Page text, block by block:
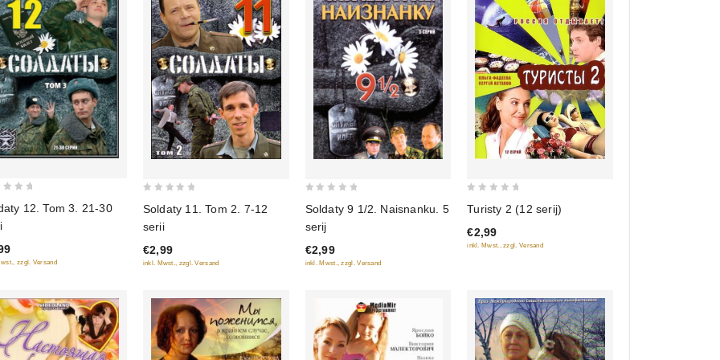
12. Tom 3. 21-30
zzgl. Versand
of
5
Soldaty 11. Tom 2. 7-12
serii
€2,99
inkl. Mwst., zzgl. Versand
of
5
Soldaty 9 1/2. Naisnanku. 5
serij
€2,99
inkl. Mwst., zzgl. Versand
of
5
Turisty 2 (12 serij)
€2,99
inkl. Mwst., zzgl. Versand